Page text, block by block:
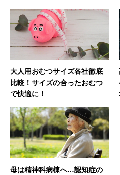
大人用おむつサイズ各社徹底
比較！サイズの合ったおむつ
で快適に！
母は精神科病棟へ…認知症の